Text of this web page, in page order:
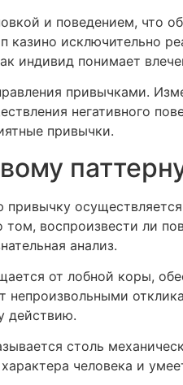
и поведением, что
казино исключительно
индивид понимает
привычками.
негативного
привычки.
воспроизвести ли
анализ.
от лобной коры,
действию.
столь
человека и